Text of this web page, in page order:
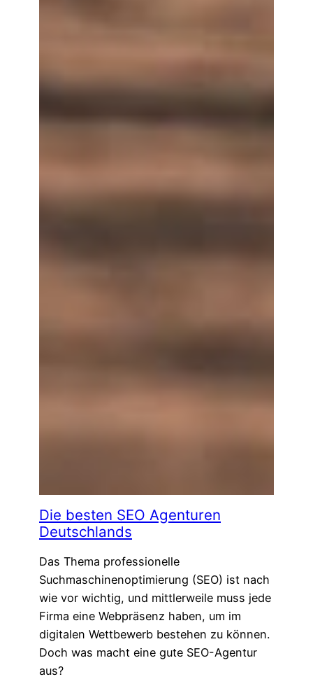
Die besten SEO Agenturen
Deutschlands
Das Thema professionelle
Suchmaschinenoptimierung (SEO) ist nach
wie vor wichtig, und mittlerweile muss jede
Firma eine Webpräsenz haben, um im
digitalen Wettbewerb bestehen zu können.
Doch was macht eine gute SEO-Agentur
aus?